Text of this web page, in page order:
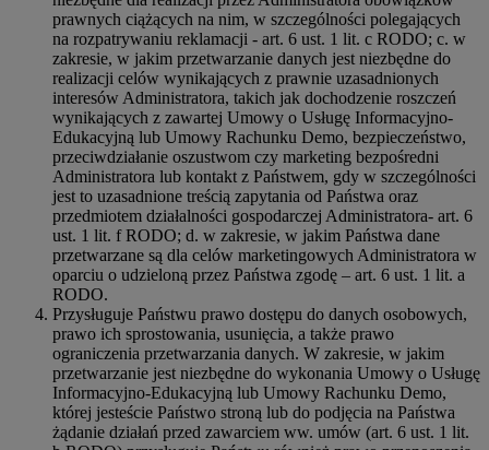
prawnych ciążących na nim, w szczególności polegających
na rozpatrywaniu reklamacji - art. 6 ust. 1 lit. c RODO; c. w
zakresie, w jakim przetwarzanie danych jest niezbędne do
realizacji celów wynikających z prawnie uzasadnionych
interesów Administratora, takich jak dochodzenie roszczeń
wynikających z zawartej Umowy o Usługę Informacyjno-
Edukacyjną lub Umowy Rachunku Demo, bezpieczeństwo,
przeciwdziałanie oszustwom czy marketing bezpośredni
Administratora lub kontakt z Państwem, gdy w szczególności
jest to uzasadnione treścią zapytania od Państwa oraz
przedmiotem działalności gospodarczej Administratora- art. 6
ust. 1 lit. f RODO; d. w zakresie, w jakim Państwa dane
przetwarzane są dla celów marketingowych Administratora w
oparciu o udzieloną przez Państwa zgodę – art. 6 ust. 1 lit. a
RODO.
Przysługuje Państwu prawo dostępu do danych osobowych,
prawo ich sprostowania, usunięcia, a także prawo
ograniczenia przetwarzania danych. W zakresie, w jakim
przetwarzanie jest niezbędne do wykonania Umowy o Usługę
Informacyjno-Edukacyjną lub Umowy Rachunku Demo,
której jesteście Państwo stroną lub do podjęcia na Państwa
żądanie działań przed zawarciem ww. umów (art. 6 ust. 1 lit.